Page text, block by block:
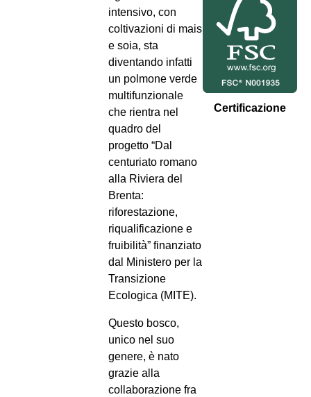
intensivo, con
coltivazioni di mais
e soia, sta
diventando infatti
un polmone verde
multifunzionale
che rientra nel
quadro del
progetto “Dal
centuriato romano
alla Riviera del
Brenta:
riforestazione,
riqualificazione e
fruibilità” finanziato
dal Ministero per la
Transizione
Ecologica (MITE).
Questo bosco,
unico nel suo
genere, è nato
grazie alla
collaborazione fra
Certificazione